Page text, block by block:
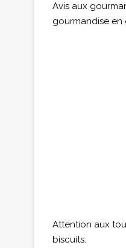
Avis aux
gourmandise
Attention aux
biscuits.